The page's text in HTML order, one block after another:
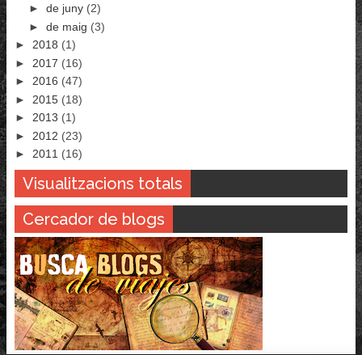
► de juny (2)
► de maig (3)
► 2018 (1)
► 2017 (16)
► 2016 (47)
► 2015 (18)
► 2013 (1)
► 2012 (23)
► 2011 (16)
Visualitzacions totals
Cercador de blogs